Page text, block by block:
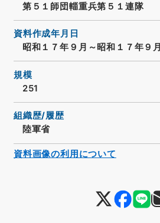
第５１師団輜重兵第５１連隊
資料作成年月日
昭和１７年９月～昭和１７年９月
規模
251
組織歴/履歴
陸軍省
資料画像の利用について